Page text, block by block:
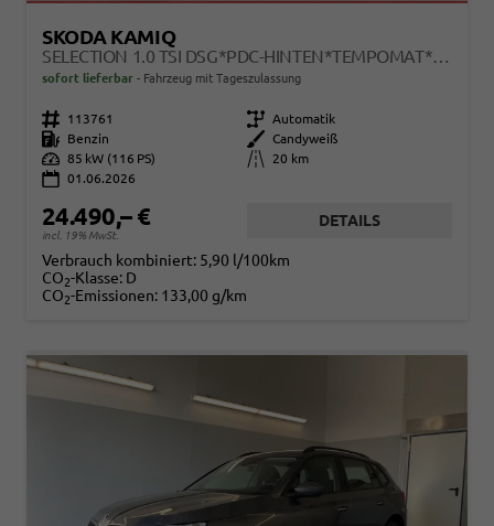
SKODA KAMIQ
SELECTION 1.0 TSI DSG*PDC-HINTEN*TEMPOMAT*SMARTLINK*SHZ*LED*KLIMAAUTOMATIK*
sofort lieferbar Fahrzeug mit Tageszulassung
Fahrzeugnr. 113761 Getriebe Automatik
Kraftstoff
Benzin Außenfarbe
Candyweiß
Leistung 85 kW (116 PS) Kilometerstand
20 km
01.06.2026
24.490,– €
incl. 19% MwSt.
DETAILS
Verbrauch kombiniert: 5,90 l/100km
CO2-Klasse: D
CO2-Emissionen: 133,00 g/km